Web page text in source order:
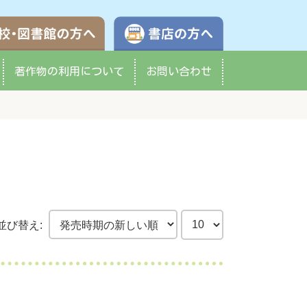
学校・図書館の方へ
著作物の利用について お問い合わせ
び替え: